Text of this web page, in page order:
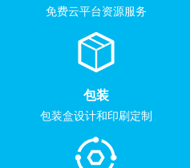
免费云平台资源服务
包装
包装盒设计和印刷定制